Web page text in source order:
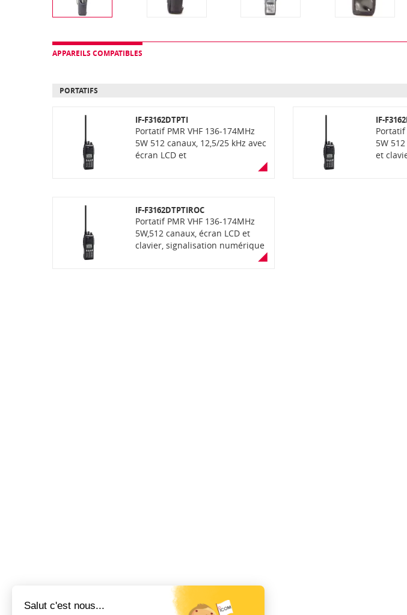
APPAREILS COMPATIBLES
PORTATIFS
IF-F3162DTPTI
Portatif PMR VHF 136-174MHz
5W 512 canaux, 12,5/25 kHz avec
écran LCD et
clavier,signalisation numérique
IF-
Portatif
5W
et
IF-F3162DTPTIROC
Portatif PMR VHF 136-174MHz
5W,512 canaux, écran LCD et
clavier, signalisation numérique